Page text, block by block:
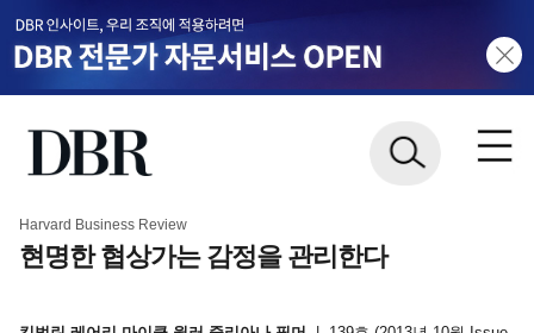
Harvard Business Review
현명한 협상가는 감정을 관리한다